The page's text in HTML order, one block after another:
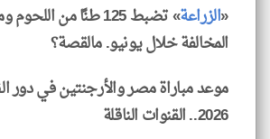
«الزراعة
» تضبط 125 طنًا من
المخالفة خلال يونيو. مالقصة؟
2026.. القنوات الناقلة